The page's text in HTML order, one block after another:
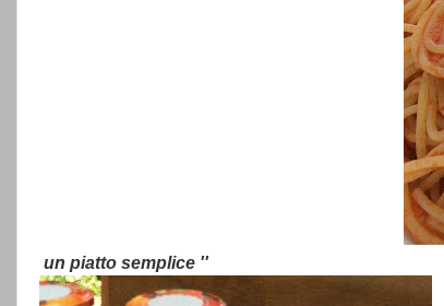
un piatto semplice ''